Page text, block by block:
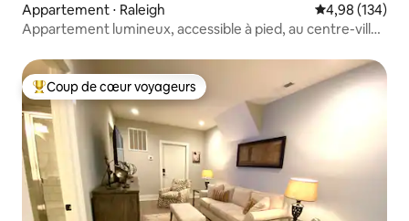
Appartement ⋅ Raleigh Évaluation
4,98 (134)
Appartement lumineux, accessible à pied, au centre-ville
Coups de cœur voyageurs les plus appréciés
Coup de cœur voyageurs